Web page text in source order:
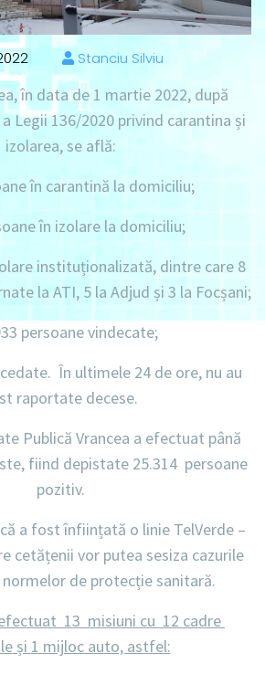
Stanciu Silviu
în data de 1 martie 2022, după
Legii 136/2020 privind carantina și
izolarea, se află:
în carantină la domiciliu;
în izolare la domiciliu;
instituționalizată, dintre care 8
la ATI, 5 la Adjud și 3 la Focșani;
persoane vindecate;
În ultimele 24 de ore, nu au
raportate decese.
Publică Vrancea a efectuat până
fiind depistate25.314 persoane
pozitiv.
a fost înființată o linie TelVerde –
cetățenii vor putea sesiza cazurile
normelor de protecție sanitară.
efectuat 13 misiuni cu 12 cadre
și 1 mijloc auto, astfel: